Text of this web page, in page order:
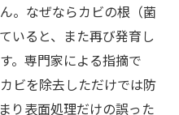
。なぜならカビの根（菌
いると、また再び発育し
。専門家による指摘で
ビを除去しただけでは防
り表面処理だけの誤った